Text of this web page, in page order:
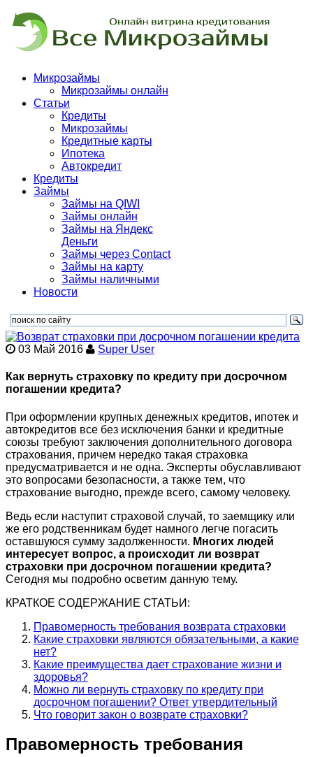
Микрозаймы
Микрозаймы онлайн
Статьи
Кредиты
Микрозаймы
Кредитные карты
Ипотека
Автокредит
Кредиты
Займы
Займы на QIWI
Займы онлайн
Займы на Яндекс
Деньги
Займы через Contact
Займы на карту
Займы наличными
Новости
03 Май 2016 Super User
Как вернуть страховку по кредиту при досрочном
погашении кредита?
При оформлении крупных денежных кредитов, ипотек и
автокредитов все без исключения банки и кредитные
союзы требуют заключения дополнительного договора
страхования, причем нередко такая страховка
предусматривается и не одна. Эксперты обуславливают
это вопросами безопасности, а также тем, что
страхование выгодно, прежде всего, самому человеку.
Ведь если наступит страховой случай, то заемщику или
же его родственникам будет намного легче погасить
оставшуюся сумму задолженности. Многих людей
интересует вопрос, а происходит ли возврат
страховки при досрочном погашении кредита?
Сегодня мы подробно осветим данную тему.
КРАТКОЕ СОДЕРЖАНИЕ СТАТЬИ:
Правомерность требования возврата страховки
Какие страховки являются обязательными, а какие
нет?
Какие преимущества дает страхование жизни и
здоровья?
Можно ли вернуть страховку по кредиту при
досрочном погашении? Ответ утвердительный
Что говорит закон о возврате страховки?
Правомерность требования